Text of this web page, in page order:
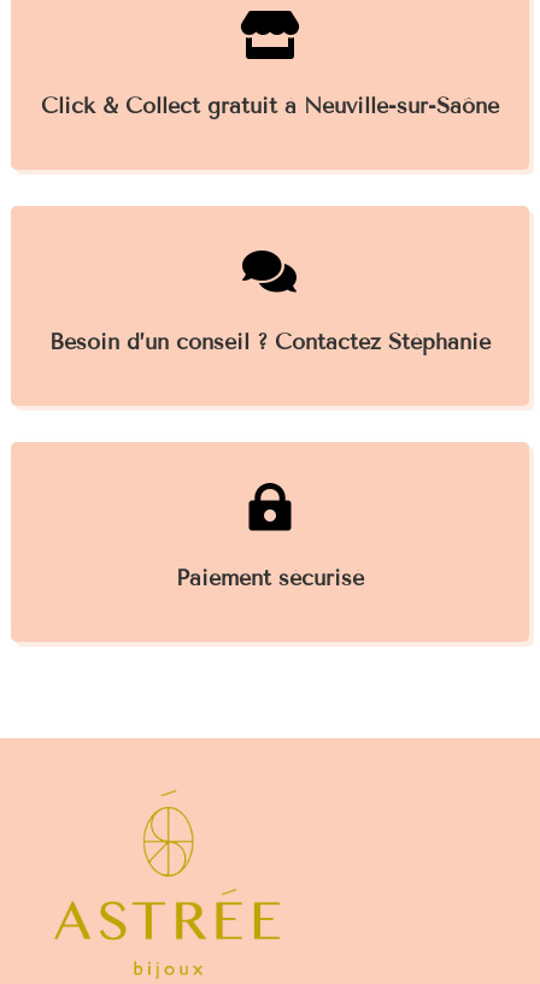

Click & Collect gratuit à Neuville-sur-Saône

Besoin d’un conseil ? Contactez Stéphanie

Paiement sécurisé